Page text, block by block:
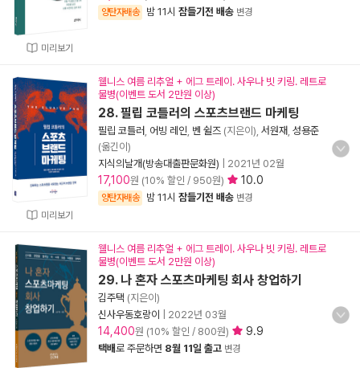
미리보기
양탄자배송 밤 11시 잠들기전 배송 변경
미리보기
웰니스 여름 리추얼 + 에그 트레이. 사우나 빗 키링. 레트로
물병(이벤트 도서 2만원 이상)
28. 필립 코틀러의 스포츠브랜드 마케팅
필립 코틀러 어빙 레인 벤 쉴즈 (지은이), 서원재 성용준
(옮긴이)
지식의날개(방송대출판문화원)
2021년 02월
17,100원 (10% 할인 / 950원) 10.0
양탄자배송 밤 11시 잠들기전 배송 변경
웰니스 여름 리추얼 + 에그 트레이. 사우나 빗 키링. 레트로
물병(이벤트 도서 2만원 이상)
29. 나 혼자 스포츠마케팅 회사 창업하기
김주택 (지은이)
신사우동호랑이
2022년 03월
14,400원 (10% 할인 / 800원) 9.9
택배로 주문하면 8월 11일 출고 변경